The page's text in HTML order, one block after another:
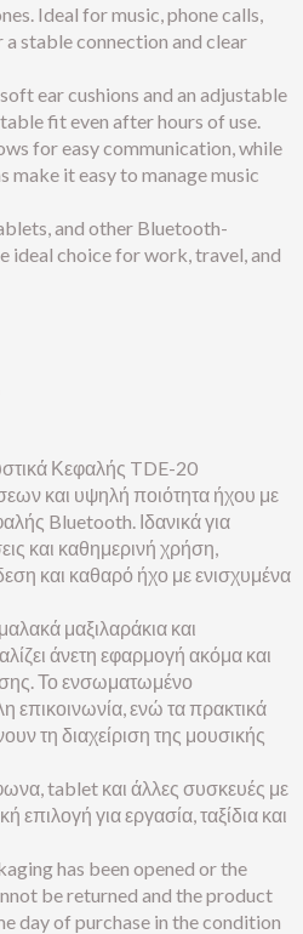
Ideal for music, phone calls,
stable connection and clear
ear cushions and an adjustable
fit even after hours of use.
for easy communication, while
it easy to manage music
and other Bluetooth-
ideal choice for work, travel, and
Κεφαλής TDE-20
και υψηλή ποιότητα ήχου με
Bluetooth. Ιδανικά για
και καθημερινή χρήση,
και καθαρό ήχο με ενισχυμένα
μαξιλαράκια και
άνετη εφαρμογή ακόμα και
Το ενσωματωμένο
επικοινωνία, ενώ τα πρακτικά
τη διαχείριση της μουσικής
tablet και άλλες συσκευές με
επιλογή για εργασία, ταξίδια και
has been opened or the
be returned and the product
day of purchase in the condition